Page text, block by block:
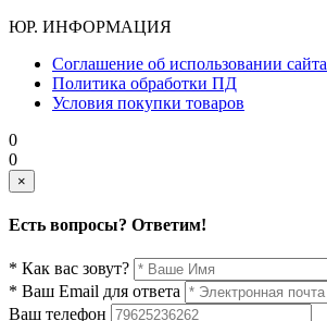
ЮР. ИНФОРМАЦИЯ
Соглашение об использовании сайта
Политика обработки ПД
Условия покупки товаров
0
0
×
Есть вопросы? Ответим!
* Как вас зовут?
* Ваш Email для ответа
Ваш телефон